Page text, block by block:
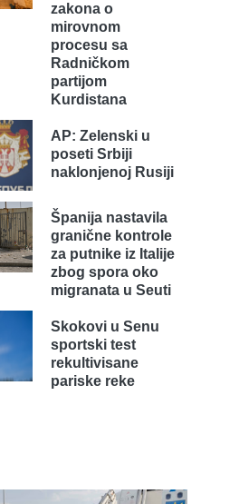
zakona o
mirovnom
procesu sa
Radničkom
partijom
Kurdistana
AP: Zelenski u
poseti Srbiji
naklonjenoj Rusiji
Španija nastavila
granične kontrole
za putnike iz Italije
zbog spora oko
migranata u Seuti
Skokovi u Senu
sportski test
rekultivisane
pariske reke